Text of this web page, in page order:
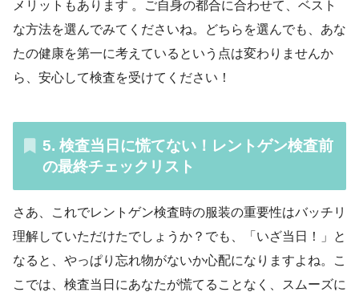
メリットもあります 。ご自身の都合に合わせて、ベスト
な方法を選んでみてくださいね。どちらを選んでも、あな
たの健康を第一に考えているという点は変わりませんか
ら、安心して検査を受けてください！
5. 検査当日に慌てない！レントゲン検査前
の最終チェックリスト
さあ、これでレントゲン検査時の服装の重要性はバッチリ
理解していただけたでしょうか？でも、「いざ当日！」と
なると、やっぱり忘れ物がないか心配になりますよね。こ
こでは、検査当日にあなたが慌てることなく、スムーズに